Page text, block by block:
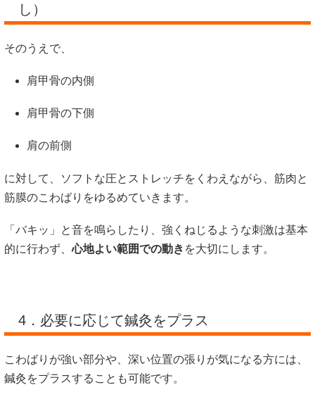
し）
そのうえで、
肩甲骨の内側
肩甲骨の下側
肩の前側
に対して、ソフトな圧とストレッチをくわえながら、筋肉と
筋膜のこわばりをゆるめていきます。
「バキッ」と音を鳴らしたり、強くねじるような刺激は基本
的に行わず、心地よい範囲での動き を大切にします。
4．必要に応じて鍼灸をプラス
こわばりが強い部分や、深い位置の張りが気になる方には、
鍼灸をプラスすることも可能です。